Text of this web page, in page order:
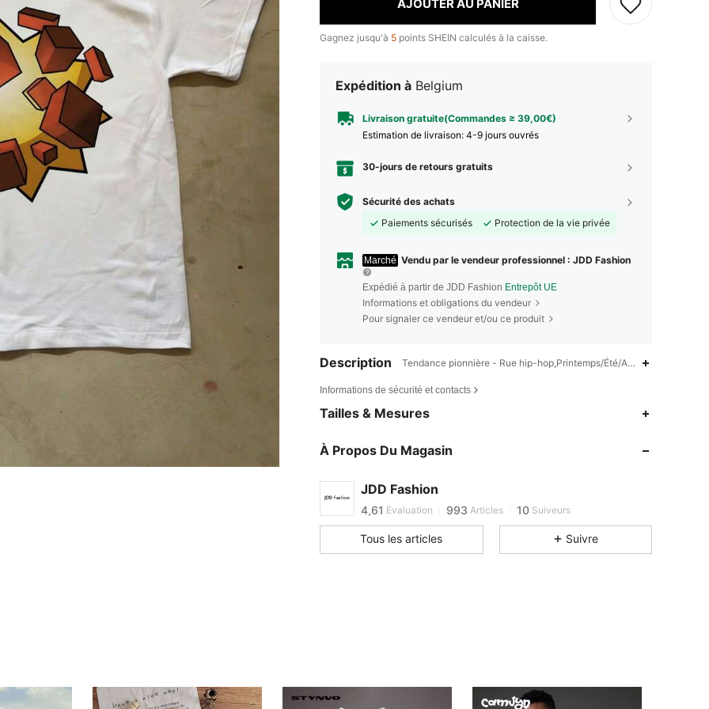
AJOUTER AU PANIER
Gagnez jusqu'à 5 points SHEIN calculés à la caisse.
Expédition à Belgium
Livraison gratuite(Commandes ≥ 39,00€)
Estimation de livraison: 4-9 jours ouvrés
30-jours de retours gratuits
Sécurité des achats
Paiements sécurisés
Protection de la vie privée
Marché Vendu par le vendeur professionnel : JDD Fashion
Expédié à partir de JDD Fashion Entrepôt UE
Informations et obligations du vendeur
Pour signaler ce vendeur et/ou ce produit
Description Tendance pionnière - Rue hip-hop,Printemps/Été/
Informations de sécurité et contacts
Tailles & Mesures
À Propos Du Magasin
JDD Fashion
4,61
4,61 Evaluation 993 Articles 10 Suiveurs
Tous les articles Suivre